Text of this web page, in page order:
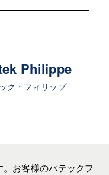
Philippe
ク・フィリップ
お客様のパテックフ